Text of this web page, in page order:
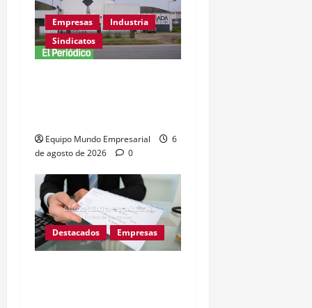
Empresas
Industria
Sindicatos
Equipo Mundo Empresarial
6
de agosto de 2026
0
Destacados Empresas